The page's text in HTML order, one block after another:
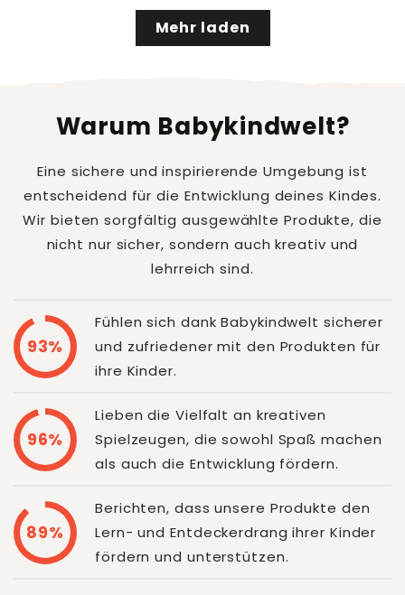
Mehr laden
Warum Babykindwelt?
Eine sichere und inspirierende Umgebung ist
entscheidend für die Entwicklung deines Kindes.
Wir bieten sorgfältig ausgewählte Produkte, die
nicht nur sicher, sondern auch kreativ und
lehrreich sind.
93%
Fühlen sich dank Babykindwelt sicherer
und zufriedener mit den Produkten für
ihre Kinder.
96%
Lieben die Vielfalt an kreativen
Spielzeugen, die sowohl Spaß machen
als auch die Entwicklung fördern.
89%
Berichten, dass unsere Produkte den
Lern- und Entdeckerdrang ihrer Kinder
fördern und unterstützen.